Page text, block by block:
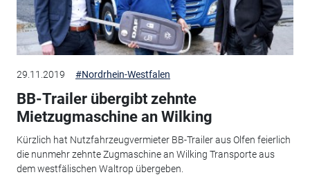
29.11.2019 #Nordrhein-Westfalen
BB-Trailer übergibt zehnte
Mietzugmaschine an Wilking
Kürzlich hat Nutzfahrzeugvermieter BB-Trailer aus Olfen feierlich
die nunmehr zehnte Zugmaschine an Wilking Transporte aus
dem westfälischen Waltrop übergeben.